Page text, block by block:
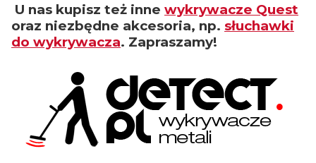
U nas kupisz też inne wykrywacze Quest
oraz niezbędne akcesoria, np. słuchawki
do wykrywacza. Zapraszamy!